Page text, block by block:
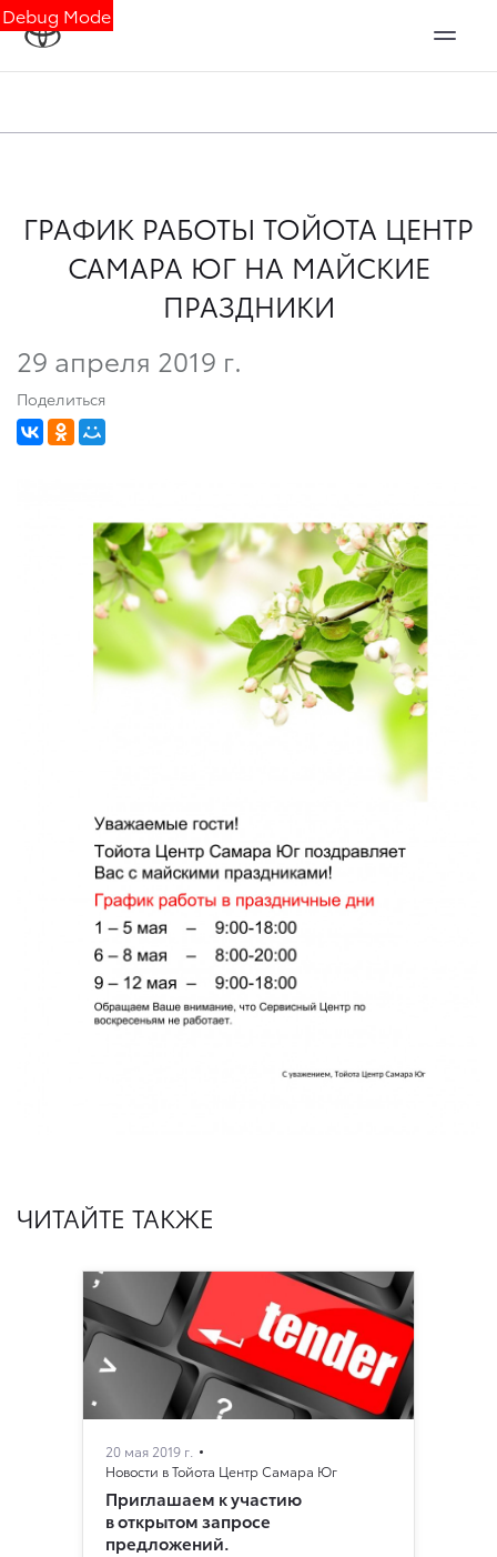
Debug Mode
ГРАФИК РАБОТЫ ТОЙОТА ЦЕНТР
САМАРА ЮГ НА МАЙСКИЕ
ПРАЗДНИКИ
29 апреля 2019 г.
Поделиться
ЧИТАЙТЕ ТАКЖЕ
20 мая 2019 г.
Новости в Тойота Центр Самара Юг
Приглашаем к участию
в открытом запросе
предложений.